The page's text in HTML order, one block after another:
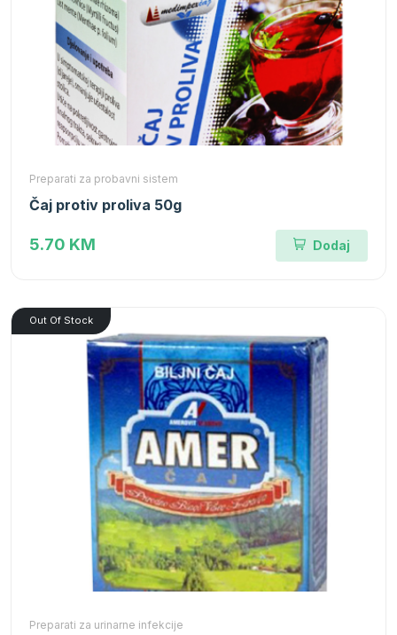
Preparati za probavni sistem
Čaj protiv proliva 50g
5.70 KM Dodaj
Out Of Stock
Preparati za urinarne infekcije